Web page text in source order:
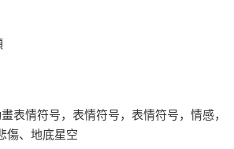
表情符号，表情符号，表情符号，情感，
傷、地底星空